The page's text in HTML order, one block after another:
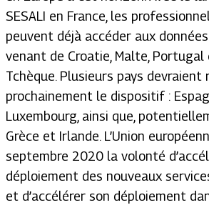
SESALI en France, les
peuvent déjà accéder aux
venant de Croatie, Malte, Portugal
Tchèque. Plusieurs pays devraient
prochainement le dispositif :
Luxembourg, ainsi que,
Grèce et Irlande. L’Union
septembre 2020 la volonté
déploiement des nouveaux
et d’accélérer son déploiement